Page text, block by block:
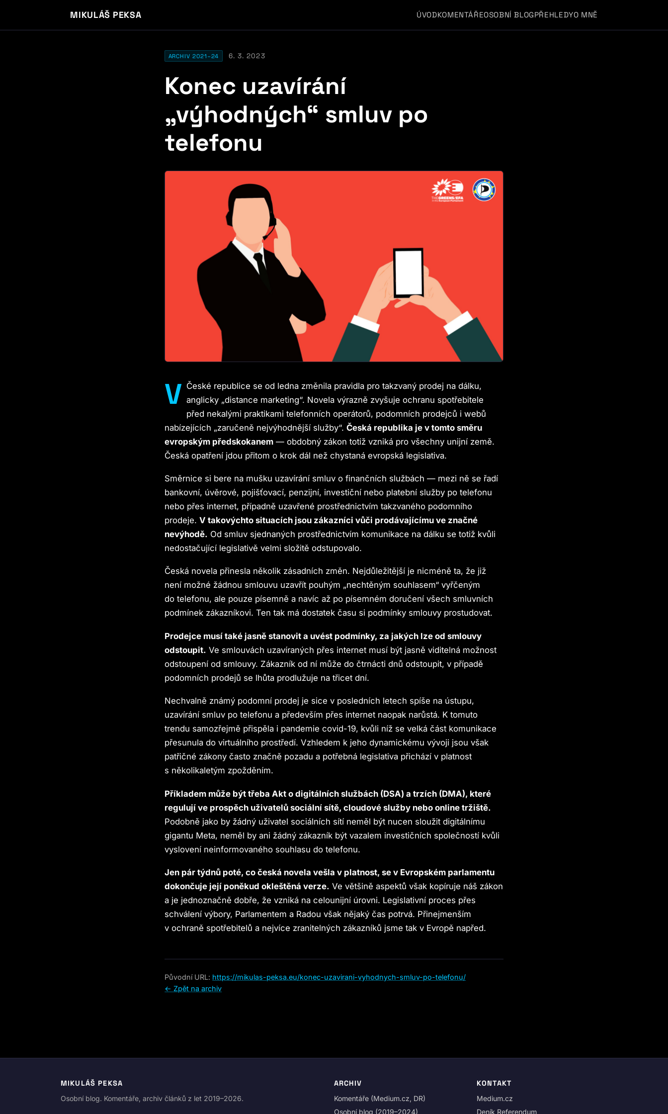
MIKULÁŠ PEKSA ÚVODKOMENTÁŘEOSOBNÍ BLOGPŘEHLEDYO MNĚ
ARCHIV 2021–24 6. 3. 2023
Konec uzavírání
„výhodných“ smluv po
telefonu
V České republice se od ledna změnila pravidla pro takzvaný prodej na dálku,
anglicky „distance marketing“. Novela výrazně zvyšuje ochranu spotřebitele
před nekalými praktikami telefonních operátorů, podomních prodejců i webů
nabízejících „zaručeně nejvýhodnější služby“.Česká republika je v tomto směru
evropským předskokanem — obdobný zákon totiž vzniká pro všechny unijní země.
Česká opatření jdou přitom o krok dál než chystaná evropská legislativa.
Směrnice si bere na mušku uzavírání smluv o finančních službách — mezi ně se řadí
bankovní, úvěrové, pojišťovací, penzijní, investiční nebo platební služby po telefonu
nebo přes internet, případně uzavřené prostřednictvím takzvaného podomního
prodeje.V takovýchto situacích jsou zákazníci vůči prodávajícímu ve značné
nevýhodě. Od smluv sjednaných prostřednictvím komunikace na dálku se totiž kvůli
nedostačující legislativě velmi složitě odstupovalo.
Česká novela přinesla několik zásadních změn. Nejdůležitější je nicméně ta, že již
není možné žádnou smlouvu uzavřít pouhým „nechtěným souhlasem“ vyřčeným
do telefonu, ale pouze písemně a navíc až po písemném doručení všech smluvních
podmínek zákazníkovi. Ten tak má dostatek času si podmínky smlouvy prostudovat.
Prodejce musí také jasně stanovit a uvést podmínky, za jakých lze od smlouvy
odstoupit. Ve smlouvách uzavíraných přes internet musí být jasně viditelná možnost
odstoupení od smlouvy. Zákazník od ní může do čtrnácti dnů odstoupit, v případě
podomních prodejů se lhůta prodlužuje na třicet dní.
Nechvalně známý podomní prodej je sice v posledních letech spíše na ústupu,
uzavírání smluv po telefonu a především přes internet naopak narůstá. K tomuto
trendu samozřejmě přispěla i pandemie covid-19, kvůli níž se velká část komunikace
přesunula do virtuálního prostředí. Vzhledem k jeho dynamickému vývoji jsou však
patřičné zákony často značně pozadu a potřebná legislativa přichází v platnost
s několikaletým zpožděním.
Příkladem může být třeba Akt o digitálních službách (DSA) a trzích (DMA), které
regulují ve prospěch uživatelů sociální sítě, cloudové služby nebo online tržiště.
Podobně jako by žádný uživatel sociálních sítí neměl být nucen sloužit digitálnímu
gigantu Meta, neměl by ani žádný zákazník být vazalem investičních společností kvůli
vyslovení neinformovaného souhlasu do telefonu.
Jen pár týdnů poté, co česká novela vešla v platnost, se v Evropském parlamentu
dokončuje její poněkud okleštěná verze. Ve většině aspektů však kopíruje náš zákon
a je jednoznačně dobře, že vzniká na celounijní úrovni. Legislativní proces přes
schválení výbory, Parlamentem a Radou však nějaký čas potrvá. Přinejmenším
v ochraně spotřebitelů a nejvíce zranitelných zákazníků jsme tak v Evropě napřed.
Původní URL: https://mikulas-peksa.eu/konec-uzavirani-vyhodnych-smluv-po-telefonu/
← Zpět na archiv
MIKULÁŠ PEKSA
Osobní blog. Komentáře, archiv článků z let 2019–2026.
ARCHIV
Komentáře (Medium.cz, DR)
Osobní blog (2019–2024)
KONTAKT
Medium.cz
Deník Referendum